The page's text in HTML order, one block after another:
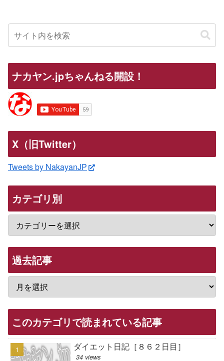
ナカヤン.jpちゃんねる開設！
X（旧Twitter）
Tweets by NakayanJP
カテゴリ別
過去記事
このカテゴリで読まれている記事
ダイエット日記［８６２日目］
34 views